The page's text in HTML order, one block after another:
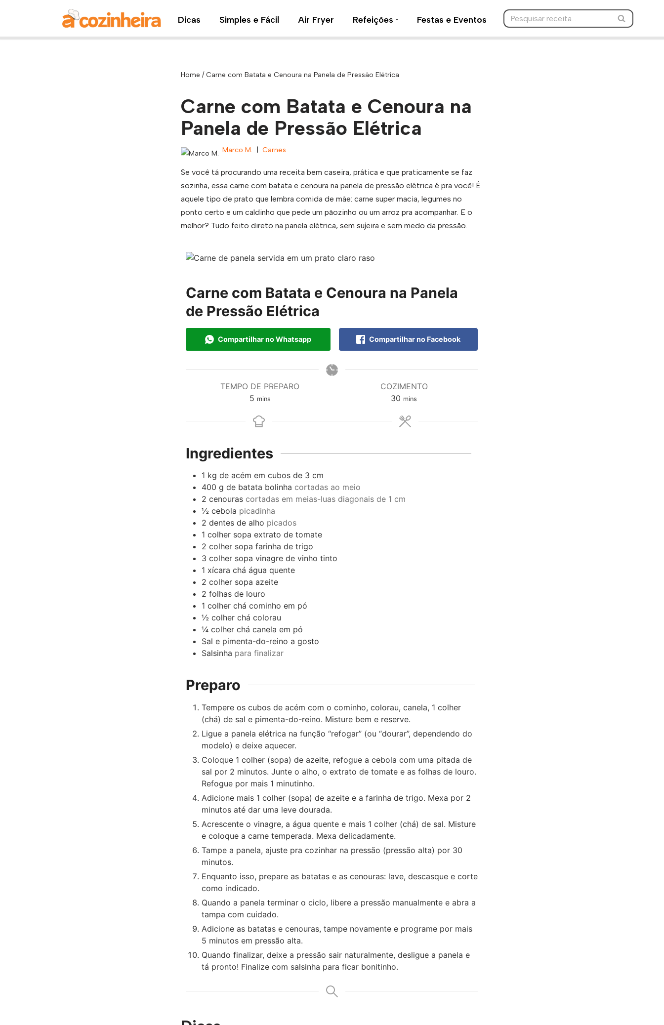
para
Dicas Simples e Fácil Air Fryer Refeições Festas e Eventos
Home /Carne com Batata e Cenoura na Panela de Pressão Elétrica
Carne com Batata e Cenoura na
Panela de Pressão Elétrica
Marco M. Carnes
Se você tá procurando uma receita bem caseira, prática e que praticamente se faz
sozinha, essa carne com batata e cenoura na panela de pressão elétrica é pra você! É
aquele tipo de prato que lembra comida de mãe: carne super macia, legumes no
ponto certo e um caldinho que pede um pãozinho ou um arroz pra acompanhar. E o
melhor? Tudo feito direto na panela elétrica, sem sujeira e sem medo da pressão.
Carne com Batata e Cenoura na Panela
de Pressão Elétrica
Compartilhar no Whatsapp Compartilhar no Facebook
TEMPO DE PREPARO
5 mins
COZIMENTO
30 mins
Ingredientes
1 kg de acém em cubos de 3 cm
400 g de batata bolinha cortadas ao meio
2 cenouras cortadas em meias-luas diagonais de 1 cm
½ cebola picadinha
2 dentes de alho picados
1 colher sopa extrato de tomate
2 colher sopa farinha de trigo
3 colher sopa vinagre de vinho tinto
1 xícara chá água quente
2 colher sopa azeite
2 folhas de louro
1 colher chá cominho em pó
½ colher chá colorau
¼ colher chá canela em pó
Sal e pimenta-do-reino a gosto
Salsinha para finalizar
Preparo
Tempere os cubos de acém com o cominho, colorau, canela, 1 colher
(chá) de sal e pimenta-do-reino. Misture bem e reserve.
Ligue a panela elétrica na função “refogar” (ou “dourar”, dependendo do
modelo) e deixe aquecer.
Coloque 1 colher (sopa) de azeite, refogue a cebola com uma pitada de
sal por 2 minutos. Junte o alho, o extrato de tomate e as folhas de louro.
Refogue por mais 1 minutinho.
Adicione mais 1 colher (sopa) de azeite e a farinha de trigo. Mexa por 2
minutos até dar uma leve dourada.
Acrescente o vinagre, a água quente e mais 1 colher (chá) de sal. Misture
e coloque a carne temperada. Mexa delicadamente.
Tampe a panela, ajuste pra cozinhar na pressão (pressão alta) por 30
minutos.
Enquanto isso, prepare as batatas e as cenouras: lave, descasque e corte
como indicado.
Quando a panela terminar o ciclo, libere a pressão manualmente e abra a
tampa com cuidado.
Adicione as batatas e cenouras, tampe novamente e programe por mais
5 minutos em pressão alta.
Quando finalizar, deixe a pressão sair naturalmente, desligue a panela e
tá pronto! Finalize com salsinha para ficar bonitinho.